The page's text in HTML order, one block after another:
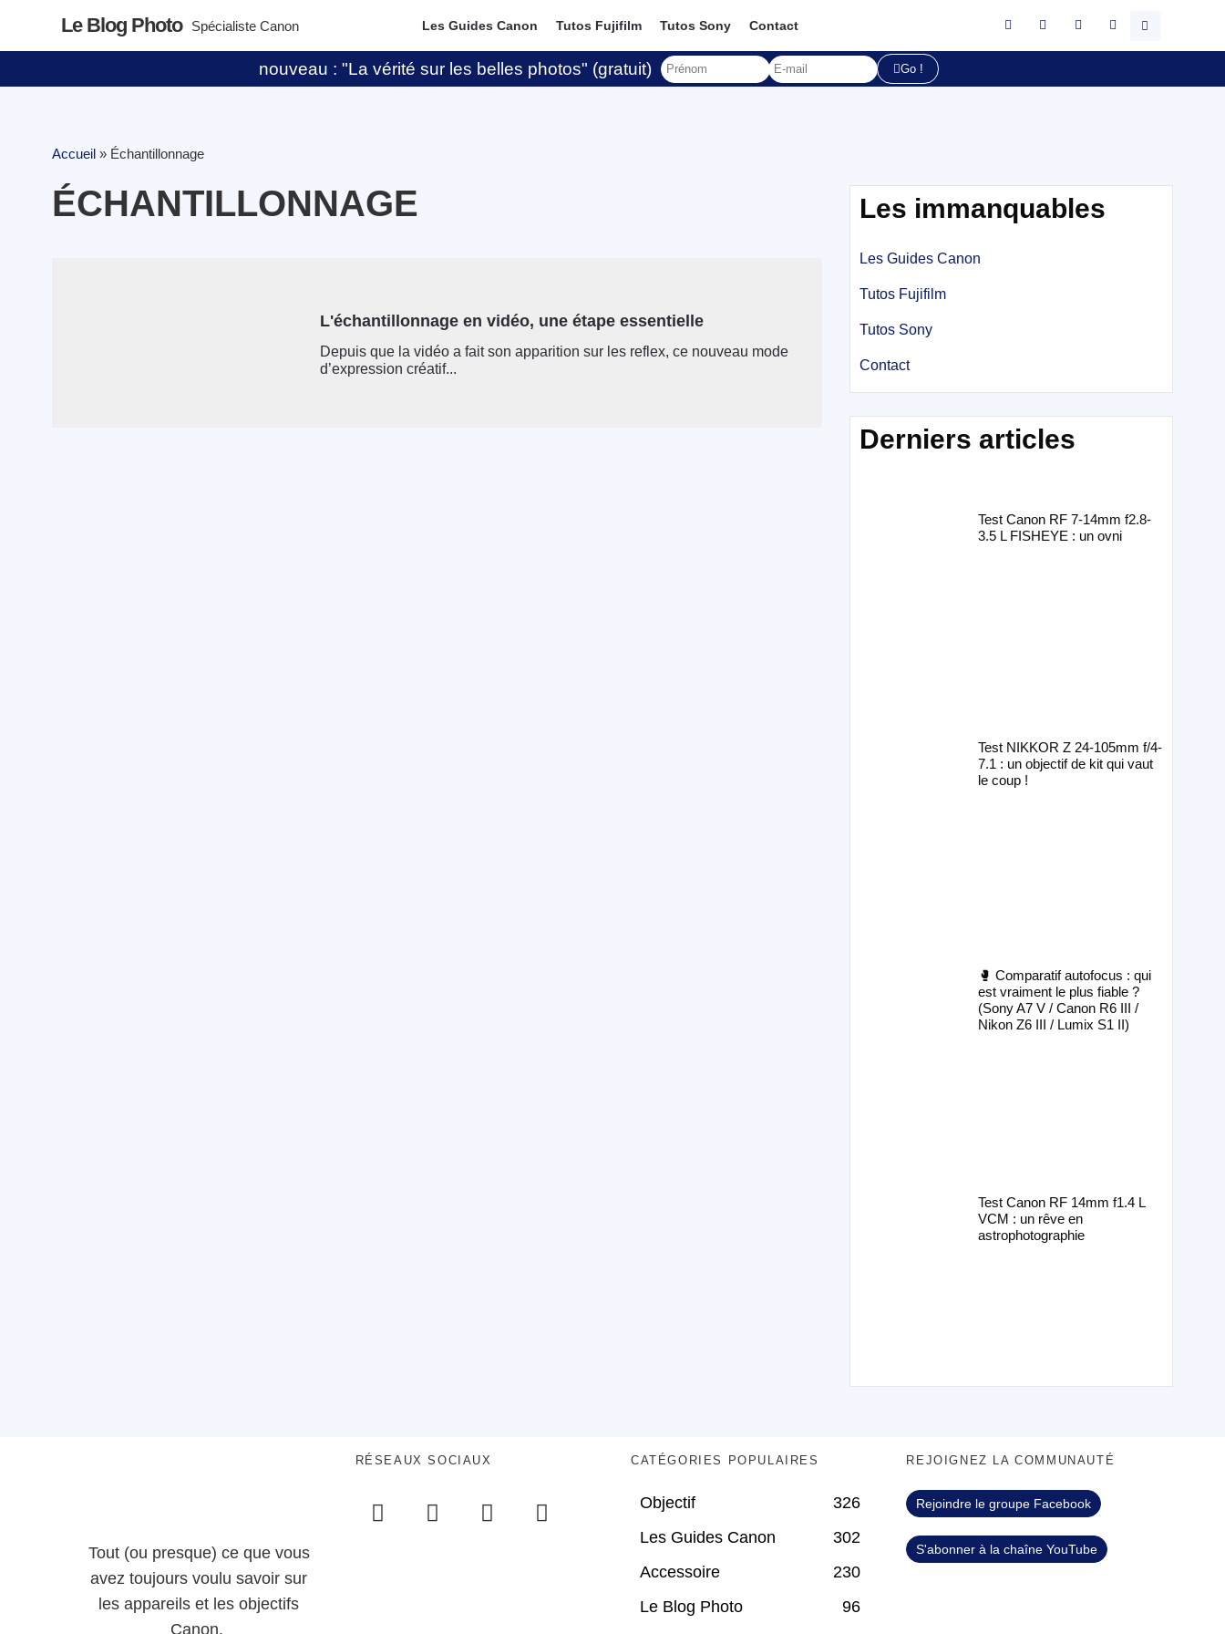
Le Blog Photo Spécialiste Canon Les Guides Canon Tutos Fujifilm Tutos Sony Contact
nouveau : "La vérité sur les belles photos" (gratuit) Go !
Accueil » Échantillonnage
ÉCHANTILLONNAGE
L'échantillonnage en vidéo, une étape essentielle
Depuis que la vidéo a fait son apparition sur les reflex, ce nouveau mode
d’expression créatif...
Les immanquables
Les Guides Canon
Tutos Fujifilm
Tutos Sony
Contact
Derniers articles
Test Canon RF 7-14mm f2.8-
3.5 L FISHEYE : un ovni
Test NIKKOR Z 24-105mm f/4-
7.1 : un objectif de kit qui vaut
le coup !
🥊 Comparatif autofocus : qui
est vraiment le plus fiable ?
(Sony A7 V / Canon R6 III /
Nikon Z6 III / Lumix S1 II)
Test Canon RF 14mm f1.4 L
VCM : un rêve en
astrophotographie
Tout (ou presque) ce que vous
avez toujours voulu savoir sur
les appareils et les objectifs
Canon.
RÉSEAUX SOCIAUX CATÉGORIES POPULAIRES
Objectif
326
Les Guides Canon
302
Accessoire
230
Le Blog Photo
96
REJOIGNEZ LA COMMUNAUTÉ
Rejoindre le groupe Facebook
S'abonner à la chaîne YouTube